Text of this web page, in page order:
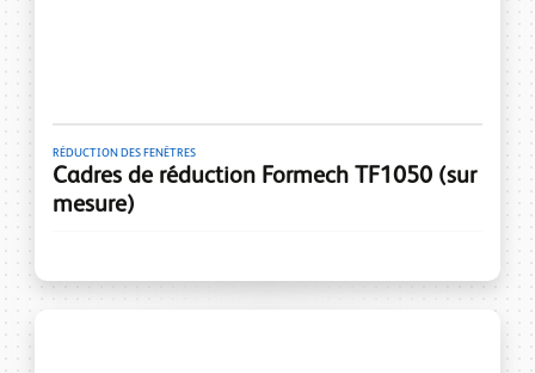
RÉDUCTION DES FENÊTRES
Cadres de réduction Formech TF1050 (sur
mesure)